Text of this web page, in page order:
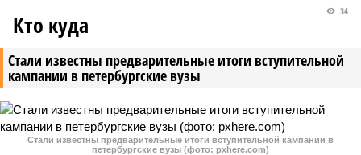
Стали известны предварительные итоги вступительной
кампании в петербургские вузы
34
Кто куда
Стали известны предварительные итоги вступительной кампании в
петербургские вузы (фото: pxhere.com)